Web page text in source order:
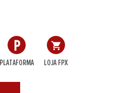
PLATAFORMA LOJA FPX